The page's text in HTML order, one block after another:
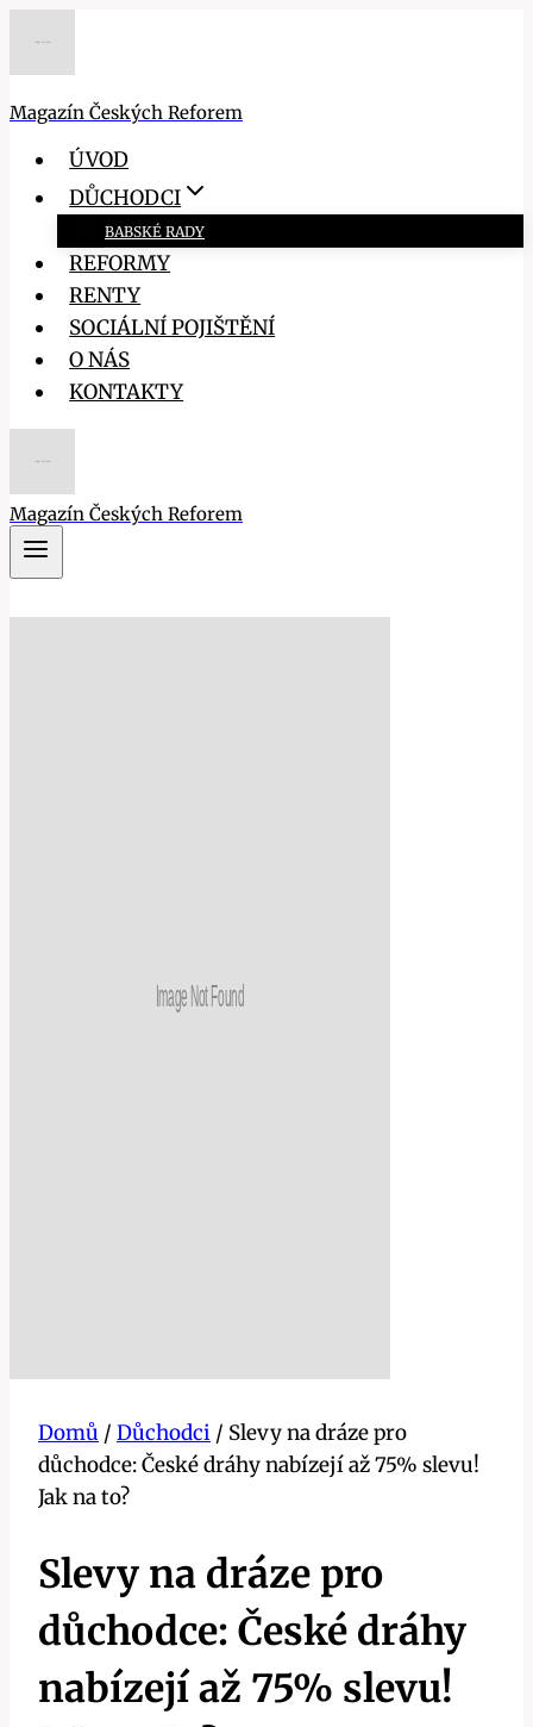
Magazín Českých Reforem
ÚVOD
DŮCHODCI
BABSKÉ RADY
REFORMY
RENTY
SOCIÁLNÍ POJIŠTĚNÍ
O NÁS
KONTAKTY
Magazín Českých Reforem
Domů / Důchodci / Slevy na dráze pro
důchodce: České dráhy nabízejí až 75% slevu!
Jak na to?
Slevy na dráze pro
důchodce: České dráhy
nabízejí až 75% slevu!